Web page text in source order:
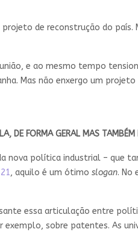
de reconstrução do país.
e ao mesmo tempo
Mas não enxergo um
DE FORMA GERAL MAS TAMBÉM
nova política industrial – que
, aquilo é um ótimo slogan. No
essa articulação entre
exemplo, sobre patentes. As